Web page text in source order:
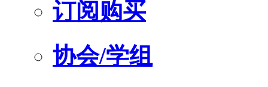
订阅购买
协会/学组